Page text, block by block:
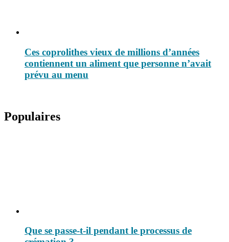
Ces coprolithes vieux de millions d’années
contiennent un aliment que personne n’avait
prévu au menu
Populaires
Que se passe-t-il pendant le processus de